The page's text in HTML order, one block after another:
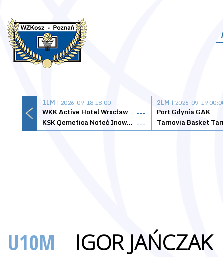
1LM | 2026-09-18 18:00
WKK Active Hotel Wrocław
---
KSK Qemetica Noteć Inowrocław ---
2LM | 2026-09-19
Port Gdynia GAK
U10M IGOR JAŃCZAK